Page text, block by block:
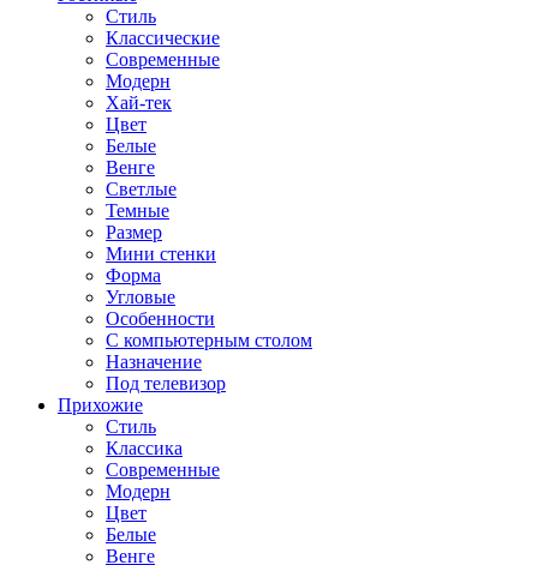
Стиль
Классические
Современные
Модерн
Хай-тек
Цвет
Белые
Венге
Светлые
Темные
Размер
Мини стенки
Форма
Угловые
Особенности
С компьютерным столом
Назначение
Под телевизор
Прихожие
Стиль
Классика
Современные
Модерн
Цвет
Белые
Венге